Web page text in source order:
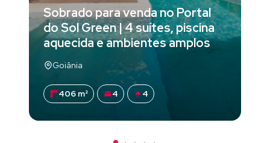
Sobrado para venda no Portal
do Sol Green | 4 suítes, piscina
aquecida e ambientes amplos
Goiânia
406 m² 4 4